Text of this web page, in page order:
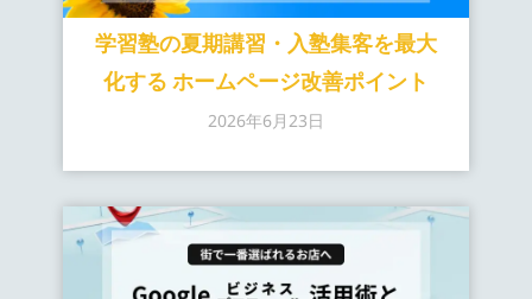
学習塾の夏期講習・入塾集客を最大
化する ホームページ改善ポイント
2026年6月23日